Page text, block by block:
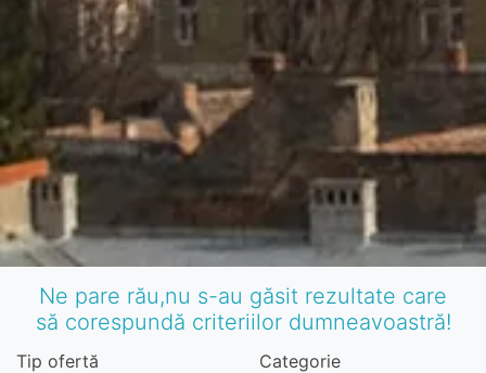
Ne pare rău,nu s-au găsit rezultate care
să corespundă criteriilor dumneavoastră!
Tip ofertă Categorie